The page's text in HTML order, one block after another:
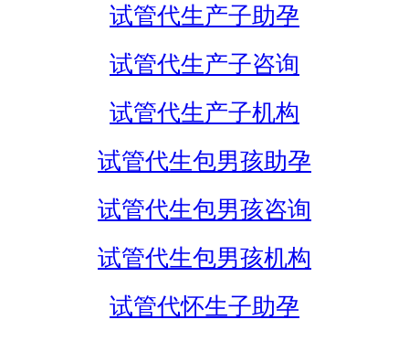
试管代生产子助孕
试管代生产子咨询
试管代生产子机构
试管代生包男孩助孕
试管代生包男孩咨询
试管代生包男孩机构
试管代怀生子助孕